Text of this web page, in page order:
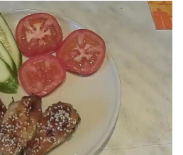
соевом соусе с чесноком